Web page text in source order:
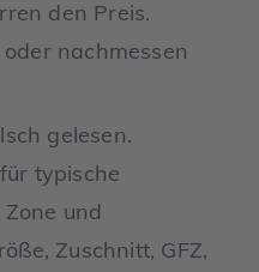
den Preis.
nachmessen
gelesen.
typische
und
Zuschnitt, GFZ,